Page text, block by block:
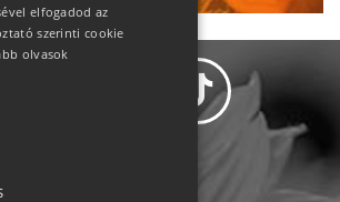
elfogadod az
szerinti cookie
olvasok